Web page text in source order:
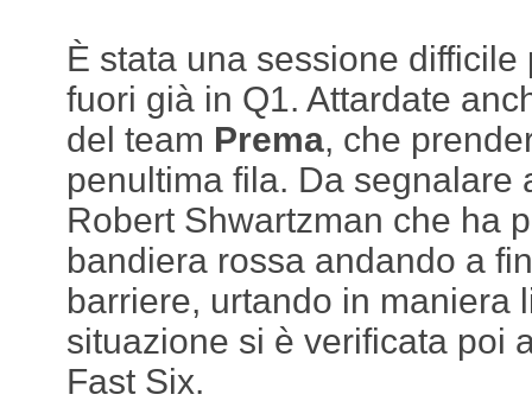
È stata una sessione
fuori già in Q1. Attardate
del team Prema, che
penultima fila. Da segnalare
Robert Shwartzman che ha
bandiera rossa andando a
barriere, urtando in maniera
situazione si è verificata poi
Fast Six.